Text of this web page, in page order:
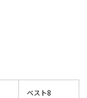
ベスト8